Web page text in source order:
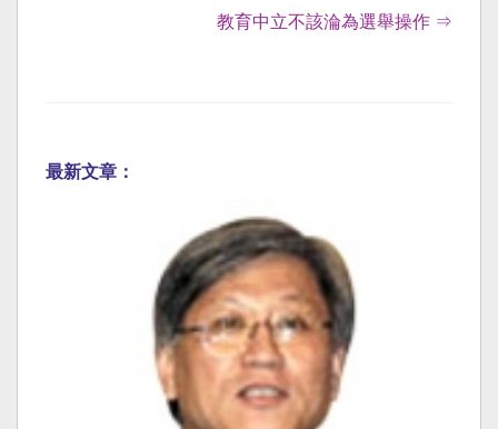
教育中立不該淪為選舉操作 ⇒
最新文章：